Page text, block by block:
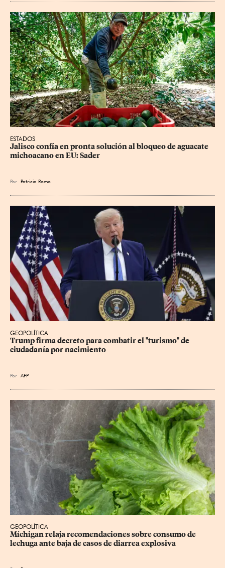
ESTADOS
Jalisco confía en pronta solución al bloqueo de aguacate
michoacano en EU: Sader
Por Patricia Romo
GEOPOLÍTICA
Trump firma decreto para combatir el "turismo" de
ciudadanía por nacimiento
Por AFP
GEOPOLÍTICA
Míchigan relaja recomendaciones sobre consumo de
lechuga ante baja de casos de diarrea explosiva